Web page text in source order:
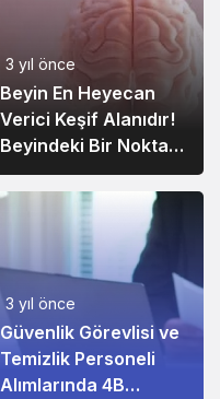
3 yıl önce
Beyin En Heyecan
Verici Keşif Alanıdır!
Beyindeki Bir Nokta
Altı Hastalıkla
Bağlantılıdır
3 yıl önce
Güvenlik Görevlisi ve
Temizlik Personeli
Alımlarında 4B